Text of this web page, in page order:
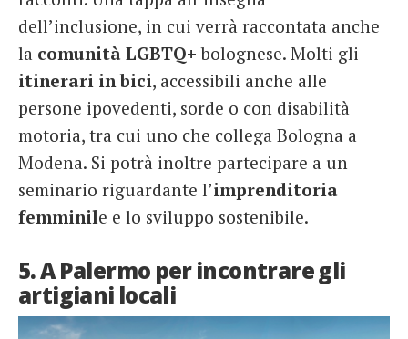
dell’inclusione, in cui verrà raccontata anche
la comunità LGBTQ+bolognese. Molti gli
itinerari in bici, accessibili anche alle
persone ipovedenti, sorde o con disabilità
motoria, tra cui uno che collega Bologna a
Modena. Si potrà inoltre partecipare a un
seminario riguardante l’imprenditoria
femminile e lo sviluppo sostenibile.
5. A Palermo per incontrare gli
artigiani locali